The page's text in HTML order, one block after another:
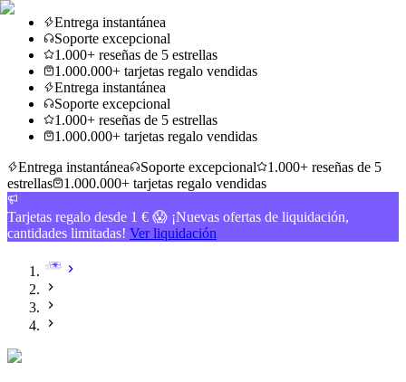
Entrega instantánea
Soporte excepcional
1.000+ reseñas de 5 estrellas
1.000.000+ tarjetas regalo vendidas
Entrega instantánea
Soporte excepcional
1.000+ reseñas de 5 estrellas
1.000.000+ tarjetas regalo vendidas
Entrega instantánea
Soporte excepcional
1.000+ reseñas de 5
estrellas
1.000.000+ tarjetas regalo vendidas
Tarjetas regalo desde 1 € 😱 ¡Nuevas ofertas de liquidación,
cantidades limitadas! Ver liquidación